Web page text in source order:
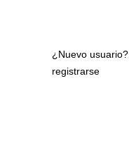
¿Nuevo usuario?
registrarse